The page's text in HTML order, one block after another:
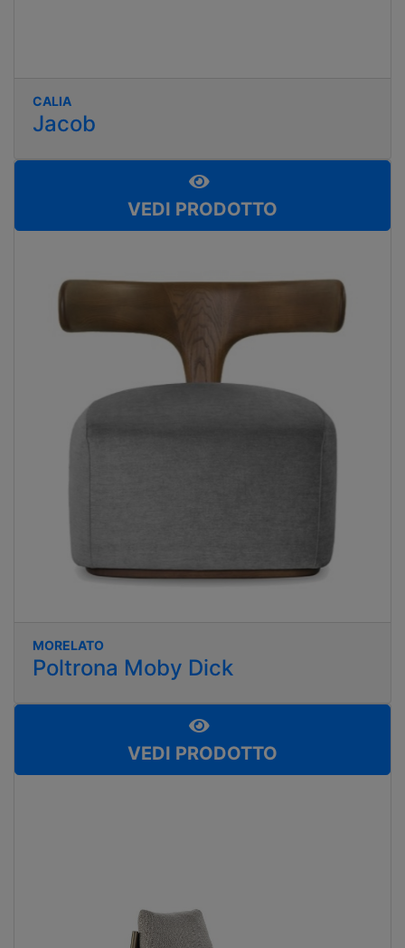
CALIA
Jacob
VEDI PRODOTTO
MORELATO
Poltrona Moby Dick
VEDI PRODOTTO